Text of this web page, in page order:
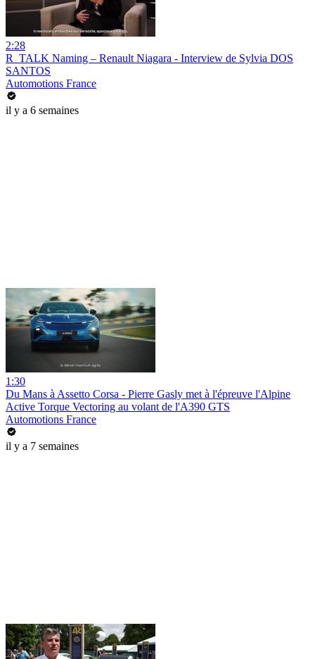
2:28
R_TALK Naming – Renault Niagara - Interview de Sylvia DOS
SANTOS
Automotions France
il y a 6 semaines
1:30
Du Mans à Assetto Corsa - Pierre Gasly met à l'épreuve l'Alpine
Active Torque Vectoring au volant de l'A390 GTS
Automotions France
il y a 7 semaines